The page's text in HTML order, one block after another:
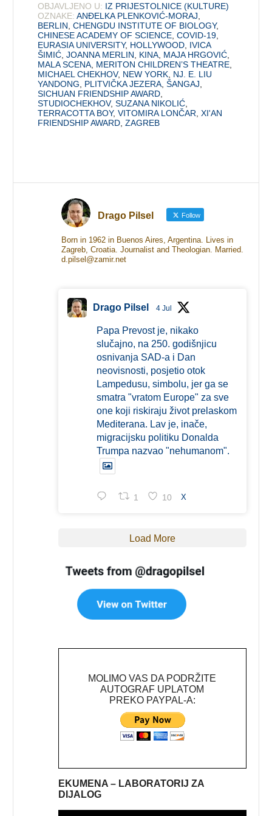
OBJAVLJENO U: IZ PRIJESTOLNICE (KULTURE)
OZNAKE: ANĐELKA PLENKOVIĆ-MORAJ
BERLIN ,CHENGDU INSTITUTE OF BIOLOGY,
CHINESE ACADEMY OF SCIENCE ,COVID-19
EURASIA UNIVERSITY, HOLLYWOOD IVICA
ŠIMIĆ ,JOANNA MERLIN KINA MAJA HRGOVIĆ
MALA SCENA MERITON CHILDREN’S THEATRE
MICHAEL CHEKHOV, NEW YORK NJ. E. LIU
YANDONG
PLITVIČKA JEZERA ,ŠANGAJ
SICHUAN FRIENDSHIP AWARD
STUDIOCHEKHOV,SUZANA NIKOLIĆ
TERRACOTTA BOY,VITOMIRA LONČAR ,XI'AN
FRIENDSHIP AWARD ,ZAGREB
Drago Pilsel Follow
Born in 1962 in Buenos Aires, Argentina. Lives in
Zagreb, Croatia. Journalist and Theologian. Married.
d.pilsel@zamir.net
Drago Pilsel 4 Jul
Papa Prevost je, nikako
slučajno, na 250. godišnjicu
osnivanja SAD-a i Dan
neovisnosti, posjetio otok
Lampedusu, simbolu, jer ga se
smatra "vratom Europe" za sve
one koji riskiraju život prelaskom
Mediterana. Lav je, inače,
migracijsku politiku Donalda
Trumpa nazvao "nehumanom".
1 10 X
Load More
MOLIMO VAS DA PODRŽITE
AUTOGRAF UPLATOM
PREKO PAYPAL-A:
EKUMENA – LABORATORIJ ZA
DIJALOG